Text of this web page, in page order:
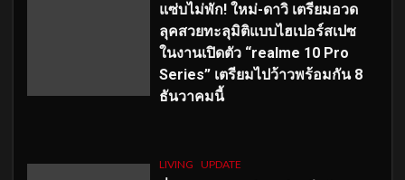
แซ่บไม่พัก! ใหม่-ดาวิ เตรียมอวด
ลุคสวยทะลุมิติแบบไฮเปอร์สเปซ
ในงานเปิดตัว “realme 10 Pro
Series” เตรียมไปว้าวพร้อมกัน 8
ธันวาคมนี้
LIVING UPDATE